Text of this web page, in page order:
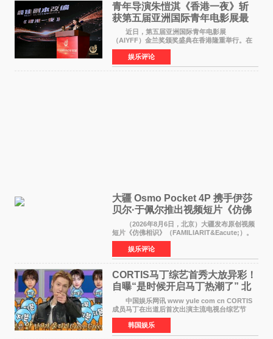
青年导演朱愷淇《香港一夜》斩
获第五届亚洲国际青年电影展最
佳剧本改编奖
近日，第五届亚洲国际青年电影展
（AIYFF）金兰奖颁奖盛典在香港隆重举行。在
这场汇聚数百位海内外电影人、文化界人士及媒
体代表的亚洲青年影视盛会上，香港本土电影
《香港一夜》（Dawn in Ho
娱乐评论
大疆 Osmo Pocket 4P 携手伊莎
贝尔·于佩尔推出视频短片《仿佛
相识》
（2026年8月6日，北京）大疆发布原创视频
短片《仿佛相识》（FAMILIARIT&Eacute;）。
视频短片由戛纳国际电影节最佳女演员伊莎贝尔·
于佩尔（Isabelle Huppert）主演，全程使用大
疆首款双主摄口
娱乐评论
CORTIS马丁综艺首秀大放异彩！
自曝“是时候开启马丁热潮了” 北
美巡演火热进行中
中国娱乐网讯 www yule com cn CORTIS
成员马丁在出道后首次出演主流电视台综艺节
目，展现了多才多艺的魅力。 马丁出演了5日
播出的MBC《Radio Star》Fashion与Passion
之间，I&lsquo;m
韩国娱乐